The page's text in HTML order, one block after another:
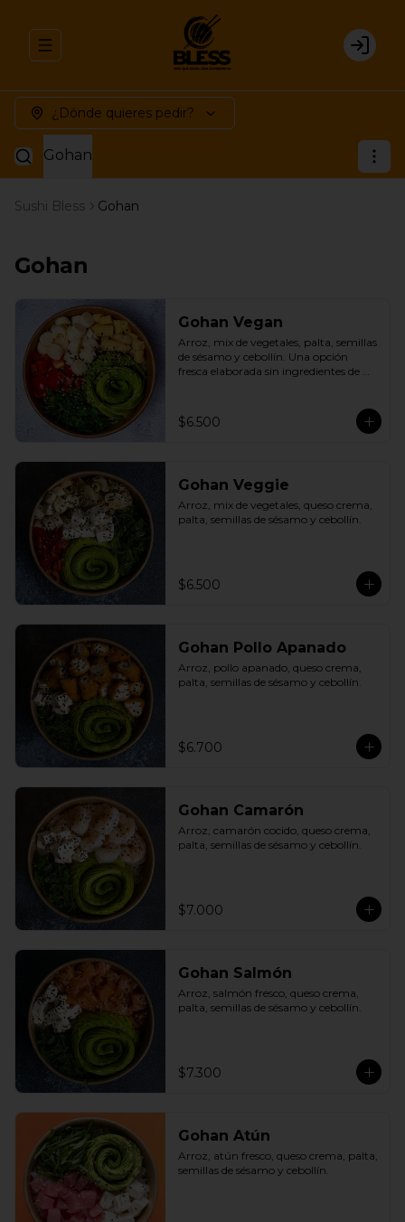
Abrir menu de navegación Login
¿Dónde quieres pedir?
Gohan
Sushi Bless Gohan
Gohan
Gohan Vegan
Arroz, mix de vegetales, palta, semillas
de sésamo y cebollín. Una opción
fresca elaborada sin ingredientes de
$6.500
Gohan Veggie
Arroz, mix de vegetales, queso crema,
palta, semillas de sésamo y cebollín.
$6.500
Gohan Pollo Apanado
Arroz, pollo apanado, queso crema,
palta, semillas de sésamo y cebollín.
$6.700
Gohan Camarón
Arroz, camarón cocido, queso crema,
palta, semillas de sésamo y cebollín.
$7.000
Gohan Salmón
Arroz, salmón fresco, queso crema,
palta, semillas de sésamo y cebollín.
$7.300
Gohan Atún
Arroz, atún fresco, queso crema, palta,
semillas de sésamo y cebollín.